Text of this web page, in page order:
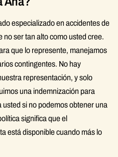
especializado en accidentes de
no ser tan alto como usted cree.
que lo represente, manejamos
contingentes. No hay
representación, y solo
una indemnización para
si no podemos obtener una
significa que el
está disponible cuando más lo